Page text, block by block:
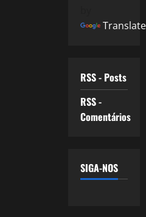
Translate
RSS - Posts
RSS -
Comentários
SIGA-NOS